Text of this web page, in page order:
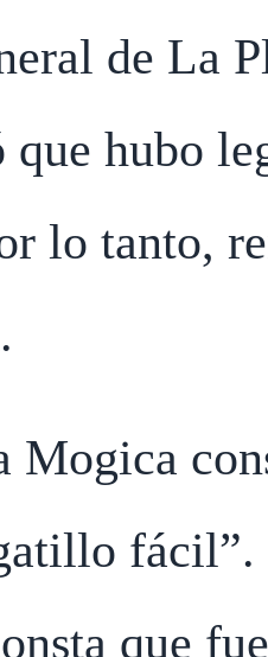
de La
que hubo
lo tanto,
que